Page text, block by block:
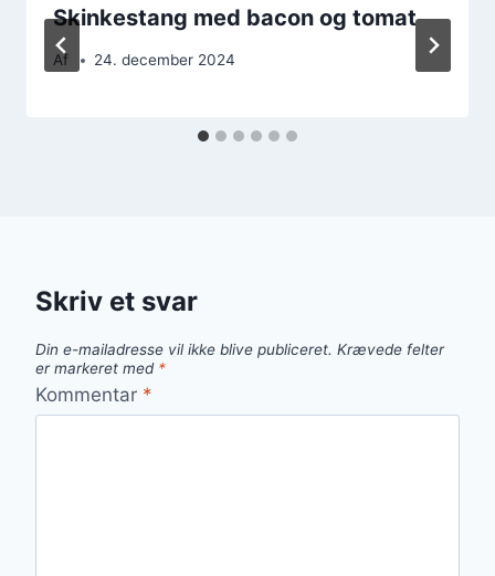
Skinkestang med bacon og tomat
Af 24. december 2024
Skriv et svar
Din e-mailadresse vil ikke blive publiceret. Krævede felter
er markeret med *
Kommentar *